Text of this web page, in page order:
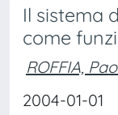
Il sistema
come
ROFFIA,
2004-01-01